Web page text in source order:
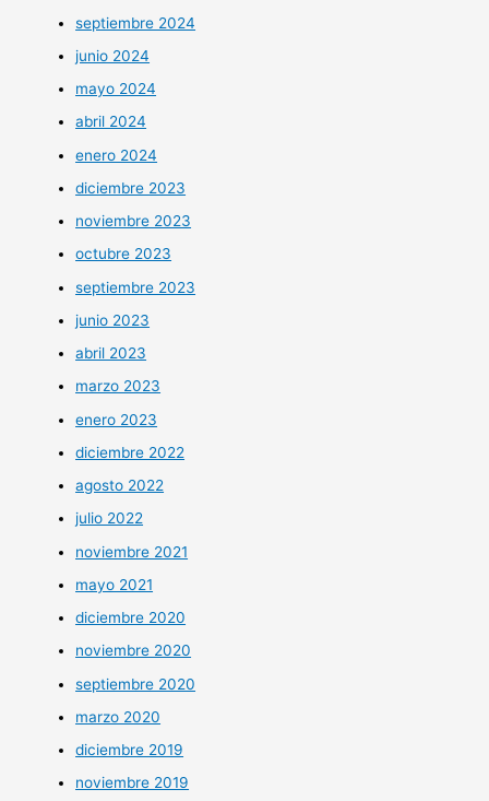
septiembre 2024
junio 2024
mayo 2024
abril 2024
enero 2024
diciembre 2023
noviembre 2023
octubre 2023
septiembre 2023
junio 2023
abril 2023
marzo 2023
enero 2023
diciembre 2022
agosto 2022
julio 2022
noviembre 2021
mayo 2021
diciembre 2020
noviembre 2020
septiembre 2020
marzo 2020
diciembre 2019
noviembre 2019